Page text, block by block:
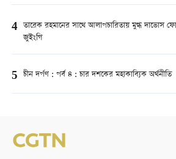
4 তারেক রহমানের সাথে আলাপচারিতায় মুগ্ধ দাভোস
জুইংগি
5 চীন দর্পণ : পর্ব ৪ : চার দশকের মহাকাব্যিক অর্থনীতি